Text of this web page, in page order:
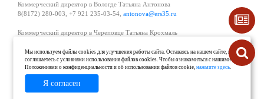
Коммерческий директор в Вологде Татьяна Антонова
8(8172) 280-003, +7 921 235-03-54, antonova@ers35.ru
Коммерческий директор в Череповце Татьяна Крохмаль
Начальник отдела рекламы в Великом Устюге Екатерина Вьюжанина 8(81738)
2-04-44, +7 921 125-06-40,katrinv81@mail.ru
О проекте Реклама
Мы используем файлы cookies для улучшения работы сайта. Оставаясь на нашем сайте, вы
соглашаетесь с условиями использования файлов cookies. Чтобы ознакомиться с нашими
Положениями о конфиденциальности и об использовании файлов cookie,нажмите здесь.
Я согласен